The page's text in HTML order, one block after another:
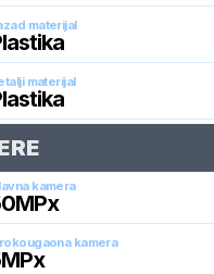
materijal
materijal
kamera
MPx
kamera
MPx